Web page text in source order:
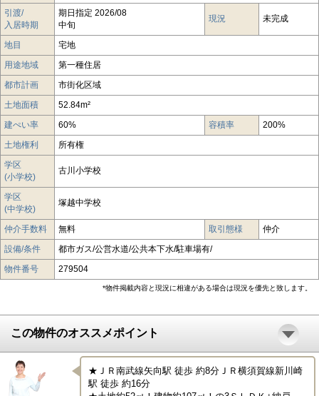
引渡/
入居時期
期日指定 2026/08
中旬
現況 未完成
地目
宅地
用途地域
第一種住居
都市計画
市街化区域
土地面積
52.84m²
建ぺい率
60% 容積率
200%
土地権利
所有権
学区
(小学校)
古川小学校
学区
(中学校)
塚越中学校
仲介手数料 無料 取引態様
仲介
設備/条件
都市ガス/公営水道/公共本下水/駐車場有/
物件番号
279504
*物件掲載内容と現況に相違がある場合は現況を優先と致します。
この物件のオススメポイント
★ＪＲ南武線矢向駅 徒歩 約8分ＪＲ横須賀線新川崎
駅 徒歩 約16分